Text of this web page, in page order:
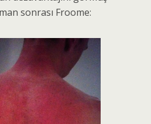
sonrası Froome: